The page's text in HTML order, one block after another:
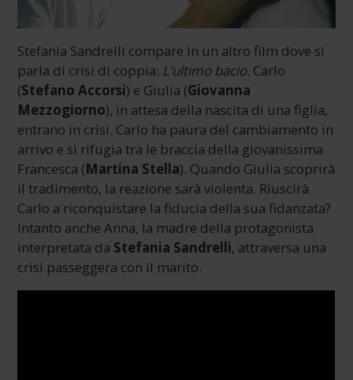
Stefania Sandrelli compare in un altro film dove si
parla di crisi di coppia: L’ultimo bacio. Carlo
(Stefano Accorsi) e Giulia (Giovanna
Mezzogiorno), in attesa della nascita di una figlia,
entrano in crisi. Carlo ha paura del cambiamento in
arrivo e si rifugia tra le braccia della giovanissima
Francesca (Martina Stella). Quando Giulia scoprirà
il tradimento, la reazione sarà violenta. Riuscirà
Carlo a riconquistare la fiducia della sua fidanzata?
Intanto anche Anna, la madre della protagonista
interpretata da Stefania Sandrelli, attraversa una
crisi passeggera con il marito.